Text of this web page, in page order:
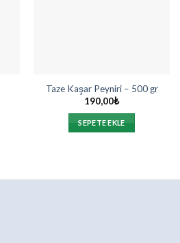
Taze Kaşar Peyniri – 500 gr
190,00₺
SEPETE EKLE